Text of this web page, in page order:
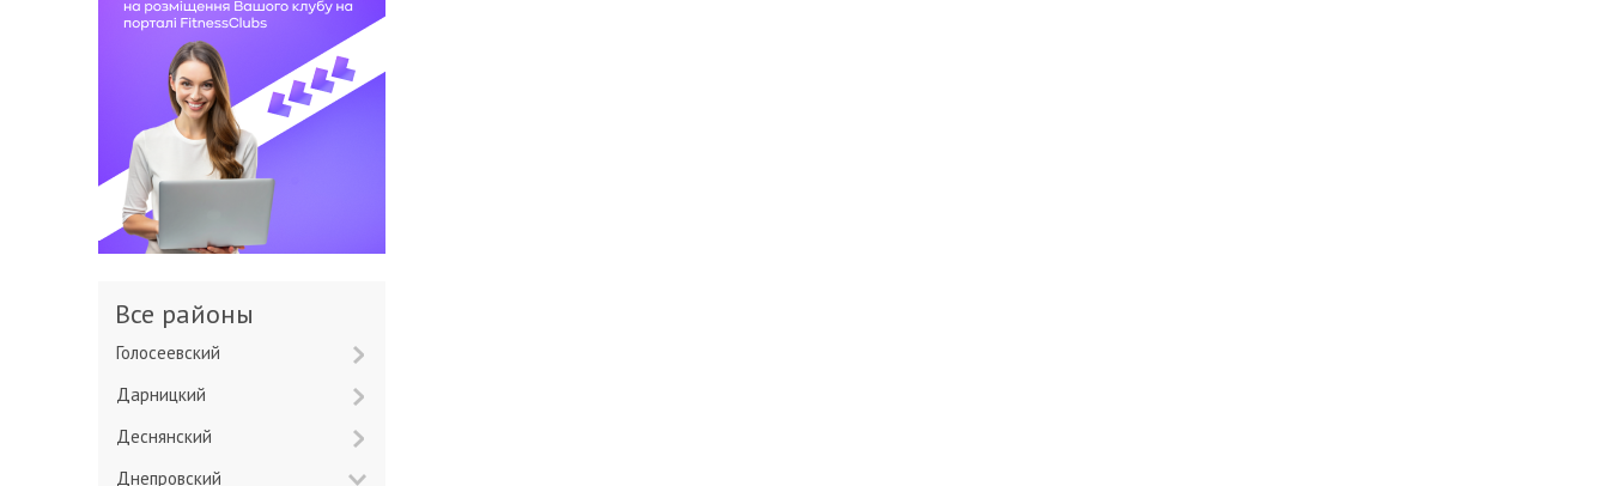
Все районы
Голосеевский
Дарницкий
Деснянский
Днепровский